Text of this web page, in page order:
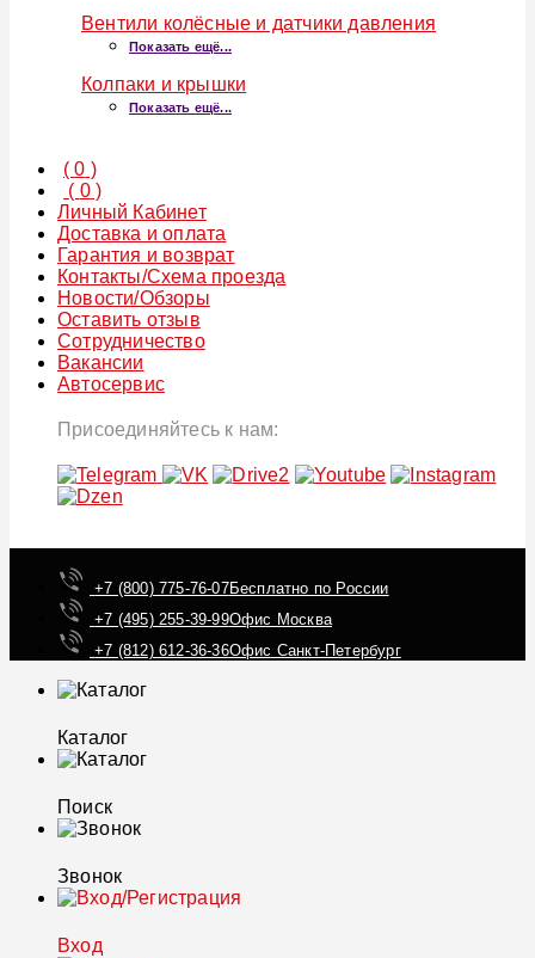
Вентили колёсные и датчики давления
Показать ещё...
Колпаки и крышки
Показать ещё...
(0 )
( 0)
Личный Кабинет
Доставка и оплата
Гарантия и возврат
Контакты/Схема проезда
Новости/Обзоры
Оставить отзыв
Сотрудничество
Вакансии
Автосервис
Присоединяйтесь к нам:
+7 (800) 775-76-07Бесплатно по России
+7 (495) 255-39-99Офис Москва
+7 (812) 612-36-36Офис Санкт-Петербург
Каталог
Поиск
Звонок
Вход